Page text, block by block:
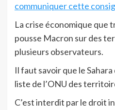
communiquer cette
La crise économique que
pousse Macron sur des
plusieurs observateurs.
Il faut savoir que le
liste de l’ONU des
C’est interdit par le droit